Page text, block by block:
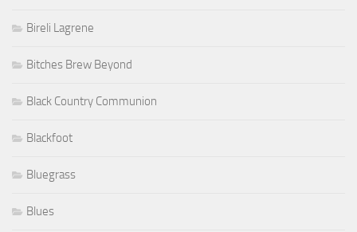
Bireli Lagrene
Bitches Brew Beyond
Black Country Communion
Blackfoot
Bluegrass
Blues